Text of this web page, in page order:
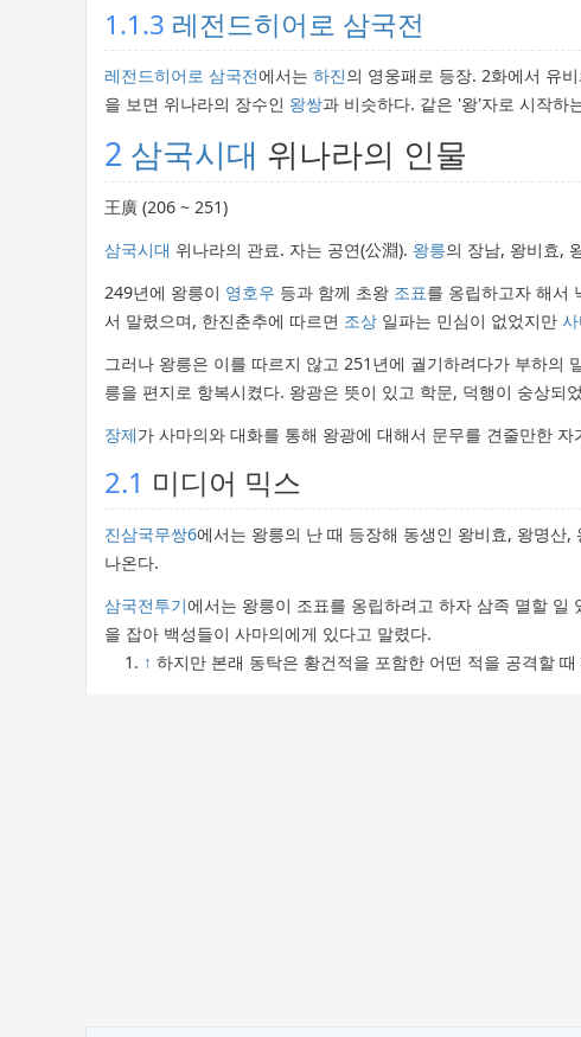
1.1.3 레전드히어로 삼국전
레전드히어로 삼국전에서는 하진의 영웅패로 등장. 2화에서 유
을 보면 위나라의 장수인 왕쌍과 비슷하다. 같은 '왕'자로 시작하
2 삼국시대 위나라의 인물
王廣 (206 ~ 251)
삼국시대 위나라의 관료. 자는 공연(公淵). 왕릉의 장남, 왕비효,
249년에 왕릉이 영호우 등과 함께 초왕 조표를 옹립하고자 해서
서 말렸으며, 한진춘추에 따르면 조상 일파는 민심이 없었지만
그러나 왕릉은 이를 따르지 않고 251년에 궐기하려다가 부하의
릉을 편지로 항복시켰다. 왕광은 뜻이 있고 학문, 덕행이 숭상
장제가 사마의와 대화를 통해 왕광에 대해서 문무를 견줄만한
2.1 미디어 믹스
진삼국무쌍6에서는 왕릉의 난 때 등장해 동생인 왕비효, 왕명산
나온다.
삼국전투기에서는 왕릉이 조표를 옹립하려고 하자 삼족 멸할
을 잡아 백성들이 사마의에게 있다고 말렸다.
↑ 하지만 본래 동탁은 황건적을 포함한 어떤 적을 공격할